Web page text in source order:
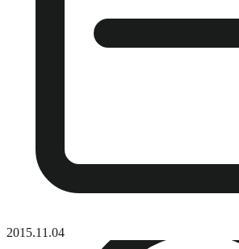
2015.11.04